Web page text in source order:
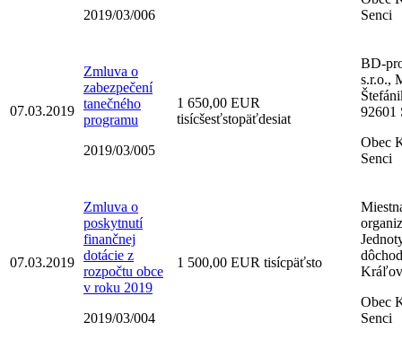
2019/03/006
Senci
07.03.2019
Zmluva o
zabezpečení
tanečného
programu
2019/03/005
1 650,00 EUR
tisícšesťstopäťdesiat
BD-
s.r.o.,
92601
Obec
Senci
07.03.2019
Zmluva o
poskytnutí
finančnej
dotácie z
rozpočtu obce
v roku 2019
2019/03/004
1 500,00 EUR tisícpäťsto
Obec
Senci